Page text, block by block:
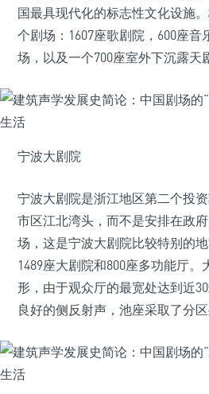
国最具现代化的标志性文化设施
个剧场：1607座歌剧院，600座音
场，以及一个700座室外下沉露天
宁波大剧院
宁波大剧院是浙江地区第二个投
市区江北湾头，而不是安排在政
场，这是宁波大剧院比较特别的
1489座大剧院和800座多功能厅
形，由于观众厅的最宽处达到近
良好的侧反射声，池座采取了分区